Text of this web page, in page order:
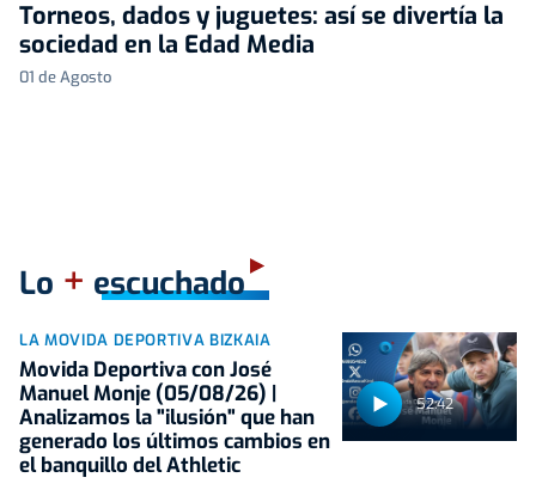
Torneos, dados y juguetes: así se divertía la
sociedad en la Edad Media
01 de Agosto
Lo + escuchado
52:42
LA MOVIDA DEPORTIVA BIZKAIA
Movida Deportiva con José
Manuel Monje (05/08/26) |
Analizamos la "ilusión" que han
generado los últimos cambios en
el banquillo del Athletic